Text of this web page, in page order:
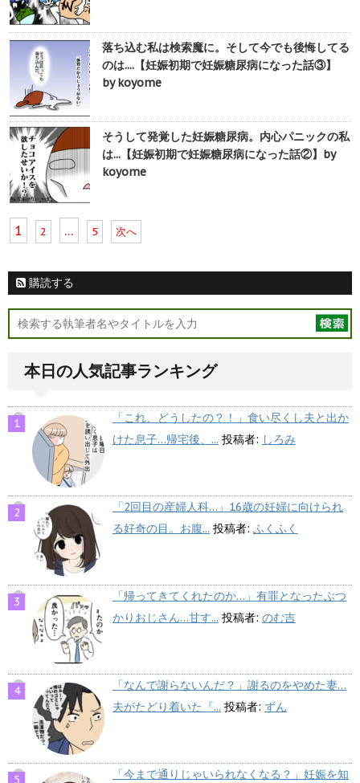
落ち込む私は検索魔に。そして今でも後悔してる
のは....【妊娠初期で妊娠糖尿病になった話③】
by koyome
そうして発覚した妊娠糖尿病。内心パニックの私
は...【妊娠初期で妊娠糖尿病になった話②】by
koyome
1 2 … 5 次へ
購読する
本日の人気記事ランキング
「これ、どうしたの？！」食い尽くし夫と出か
けた息子…帰宅後、... 投稿者: しろみ
「2回目の産婦人科…」16歳の妊婦に向けられ
る好奇の目。お腹... 投稿者: ふくふく
「帰ってきてくれたのか…」有罪となったぶつ
かりおじさん…甘す... 投稿者: のむ吉
「なんで謝らないんだ？」謝るのをやめた妻…
夫がたどり着いた『... 投稿者: ずん
「今まで通りじゃいられなくなる？」妊娠を知